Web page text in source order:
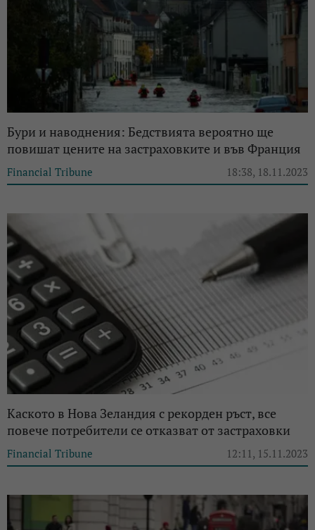
Бури и наводнения: Бедствията вероятно ще
повишат цените на застраховките и във Франция
Financial Tribune 18:38, 18.11.2023
Каското в Нова Зеландия с рекорден ръст, все
повече потребители се отказват от застраховки
Financial Tribune 12:11, 15.11.2023